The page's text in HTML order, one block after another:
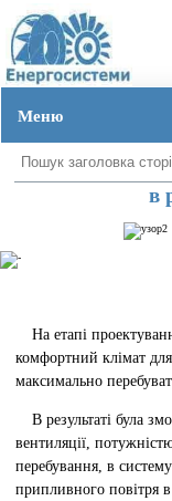
Меню
Головна ➦
в
На етапі
комфортний клімат
максимально
В результаті була
вентиляції,
перебування, в
припливного повітря